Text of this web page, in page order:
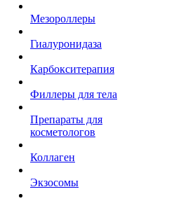
Мезороллеры
Гиалуронидаза
Карбокситерапия
Филлеры для тела
Препараты для
косметологов
Коллаген
Экзосомы